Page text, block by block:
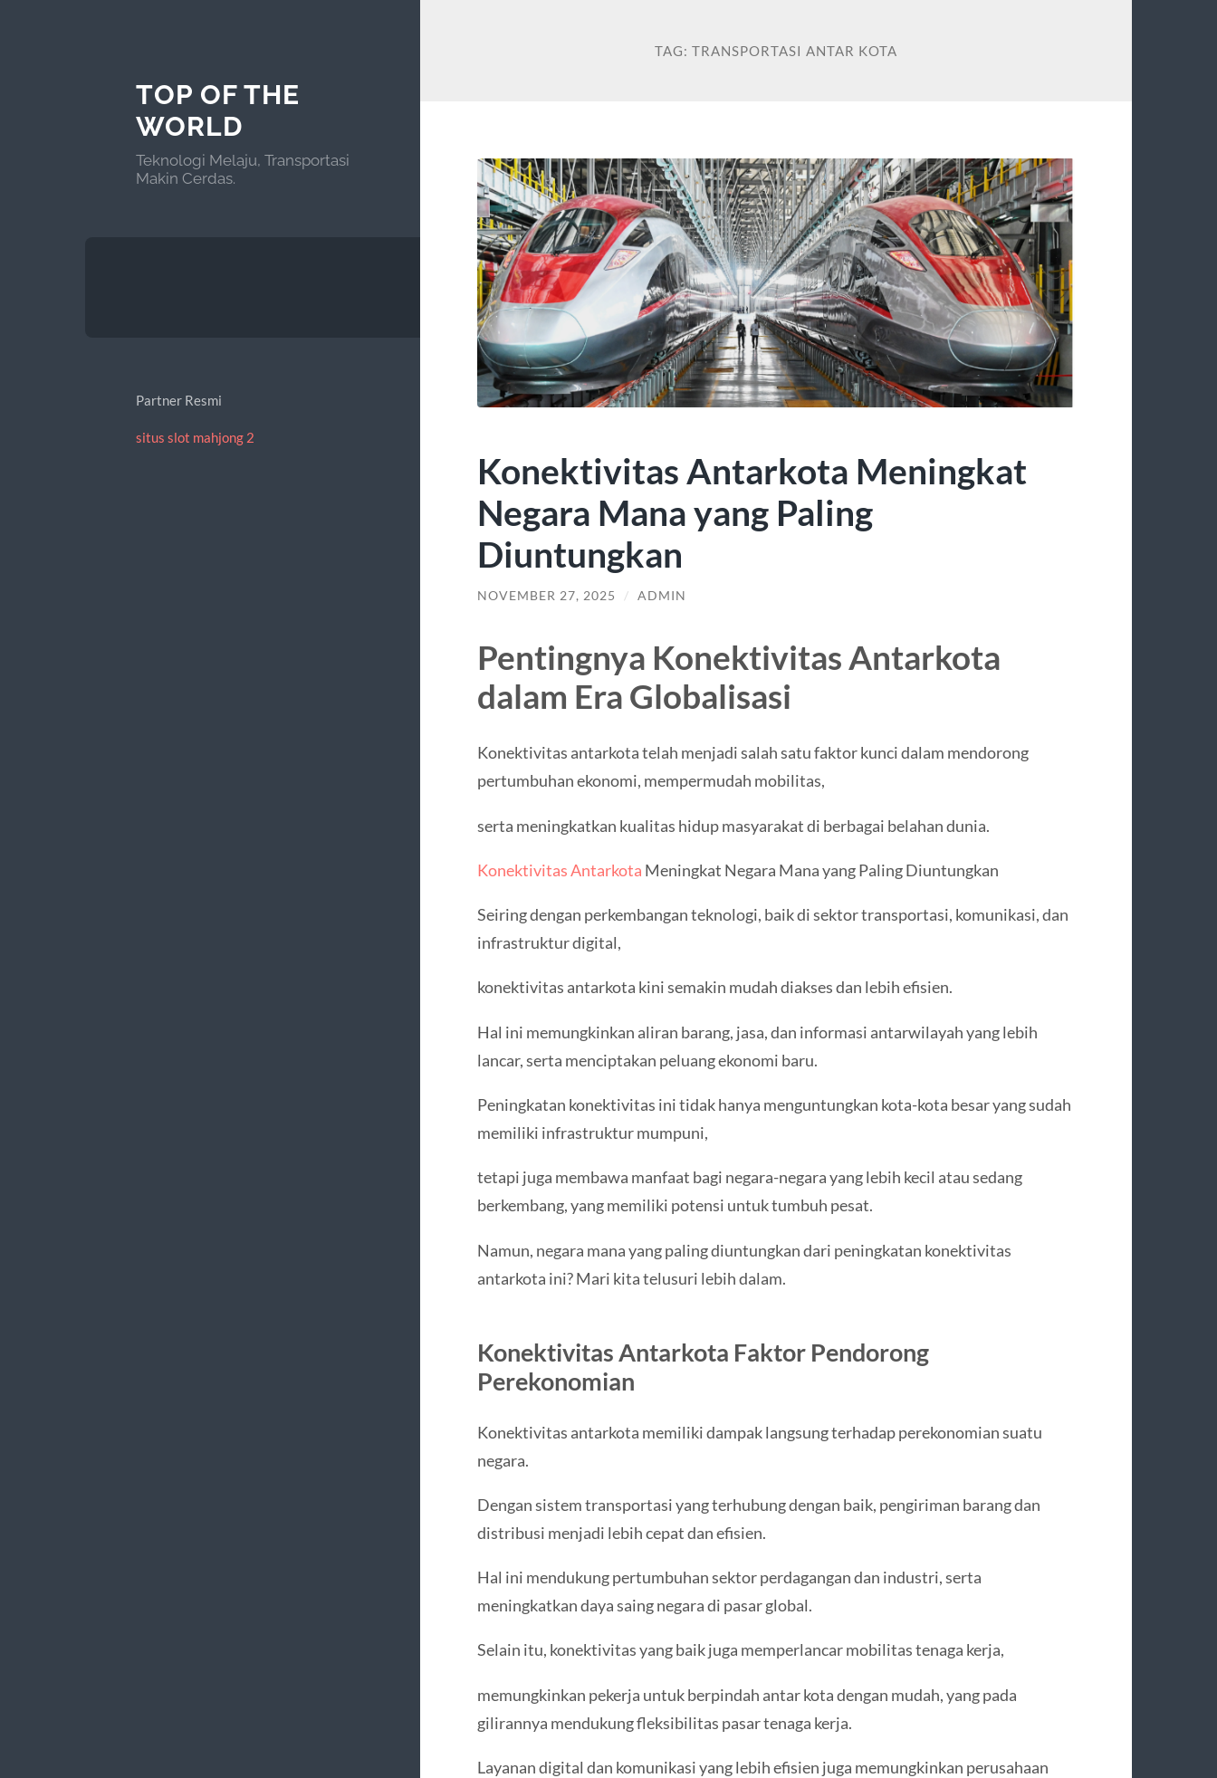
TOP OF THE
WORLD
Teknologi Melaju, Transportasi
Makin Cerdas.
Partner Resmi
situs slot mahjong 2
TAG: TRANSPORTASI ANTAR KOTA
Konektivitas Antarkota Meningkat
Negara Mana yang Paling
Diuntungkan
NOVEMBER 27, 2025 / ADMIN
Pentingnya Konektivitas Antarkota
dalam Era Globalisasi
Konektivitas antarkota telah menjadi salah satu faktor kunci dalam mendorong
pertumbuhan ekonomi, mempermudah mobilitas,
serta meningkatkan kualitas hidup masyarakat di berbagai belahan dunia.
Konektivitas Antarkota Meningkat Negara Mana yang Paling Diuntungkan
Seiring dengan perkembangan teknologi, baik di sektor transportasi, komunikasi, dan
infrastruktur digital,
konektivitas antarkota kini semakin mudah diakses dan lebih efisien.
Hal ini memungkinkan aliran barang, jasa, dan informasi antarwilayah yang lebih
lancar, serta menciptakan peluang ekonomi baru.
Peningkatan konektivitas ini tidak hanya menguntungkan kota-kota besar yang sudah
memiliki infrastruktur mumpuni,
tetapi juga membawa manfaat bagi negara-negara yang lebih kecil atau sedang
berkembang, yang memiliki potensi untuk tumbuh pesat.
Namun, negara mana yang paling diuntungkan dari peningkatan konektivitas
antarkota ini? Mari kita telusuri lebih dalam.
Konektivitas Antarkota Faktor Pendorong
Perekonomian
Konektivitas antarkota memiliki dampak langsung terhadap perekonomian suatu
negara.
Dengan sistem transportasi yang terhubung dengan baik, pengiriman barang dan
distribusi menjadi lebih cepat dan efisien.
Hal ini mendukung pertumbuhan sektor perdagangan dan industri, serta
meningkatkan daya saing negara di pasar global.
Selain itu, konektivitas yang baik juga memperlancar mobilitas tenaga kerja,
memungkinkan pekerja untuk berpindah antar kota dengan mudah, yang pada
gilirannya mendukung fleksibilitas pasar tenaga kerja.
Layanan digital dan komunikasi yang lebih efisien juga memungkinkan perusahaan